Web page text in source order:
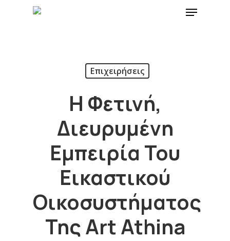
Επιχειρήσεις
Η Φετινή,
Διευρυμένη
Εμπειρία Του
Εικαστικού
Οικοσυστήματος
Της Αrt Athina